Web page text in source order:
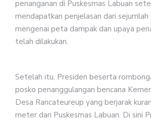
penanganan di Puskesmas Labuan
mendapatkan penjelasan dari
mengenai peta dampak dan upaya
telah dilakukan.
Setelah itu, Presiden beserta
posko penanggulangan bencana
Desa Rancateureup yang berjarak
meter dari Puskesmas Labuan. Di sini